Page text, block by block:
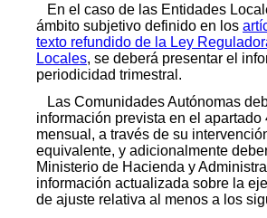
En el caso de las Entidades
ámbito subjetivo definido en los
texto refundido de la Ley
Locales, se deberá presentar el
periodicidad trimestral.
Las Comunidades Autónomas
información prevista en el apartado
mensual, a través de su
equivalente, y adicionalmente
Ministerio de Hacienda y
información actualizada sobre la
de ajuste relativa al menos a los